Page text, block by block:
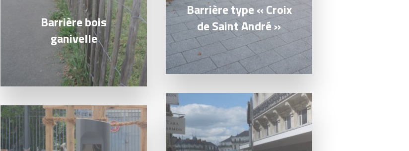
Barrière bois
ganivelle
Lire la suite
Barrière type « Croix
de Saint André »
Lire la suite